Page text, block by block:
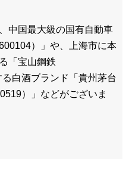
中国最大級の国有自動車
）」や、上海市に本
「宝山鋼鉄
白酒ブランド「貴州茅台
）」などがございま